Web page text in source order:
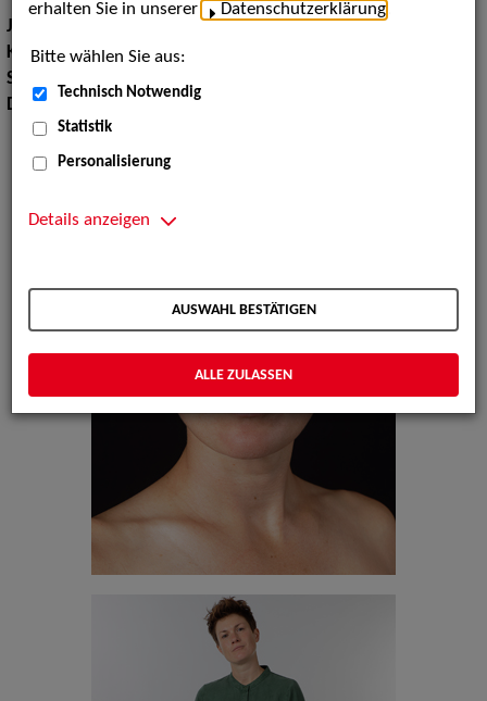
Jahrgang:
Körpergröße:171 cm
Sprachen:
Dialekte:
Berlinerisch, Österreichisch, Thüringisch
erhalten Sie in unserer
Datenschutzerklärung
Bitte wählen Sie aus:
Technisch Notwendig
Statistik
Personalisierung
Details anzeigen
AUSWAHL BESTÄTIGEN
ALLE ZULASSEN